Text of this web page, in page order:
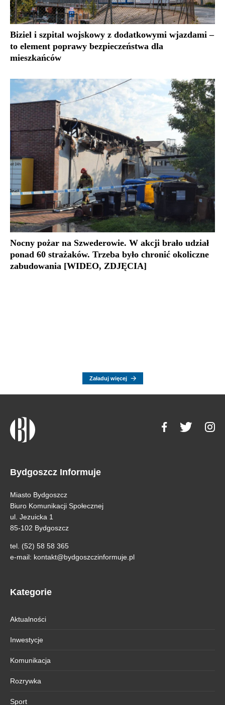
Biziel i szpital wojskowy z dodatkowymi wjazdami –
to element poprawy bezpieczeństwa dla
mieszkańców
Nocny pożar na Szwederowie. W akcji brało udział
ponad 60 strażaków. Trzeba było chronić okoliczne
zabudowania [WIDEO, ZDJĘCIA]
Załaduj więcej
Bydgoszcz Informuje
Miasto Bydgoszcz
Biuro Komunikacji Społecznej
ul. Jezuicka 1
85-102 Bydgoszcz
tel. (52) 58 58 365
e-mail: kontakt@bydgoszczinformuje.pl
Kategorie
Aktualności
Inwestycje
Komunikacja
Rozrywka
Sport